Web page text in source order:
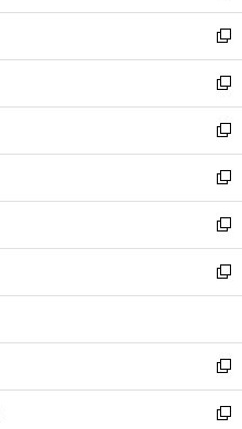
開
く
ウ
で
開
く
ン
ド
ウ
で
開
く
ウ
ィ
ン
ド
ウ
で
開
く
し
い
ウ
ィ
ン
ド
ウ
で
開
く
新
し
い
ウ
ィ
ン
ド
ウ
で
開
く
新
し
い
ウ
ィ
ン
ド
ウ
で
開
新
し
い
ウ
ィ
ン
ド
ウ
開
く
新
し
い
ウ
ィ
ン
ウ
で
開
く
新
し
い
ウ
ン
ド
ウ
で
新
し
ウ
ィ
ン
ド
新
し
い
新